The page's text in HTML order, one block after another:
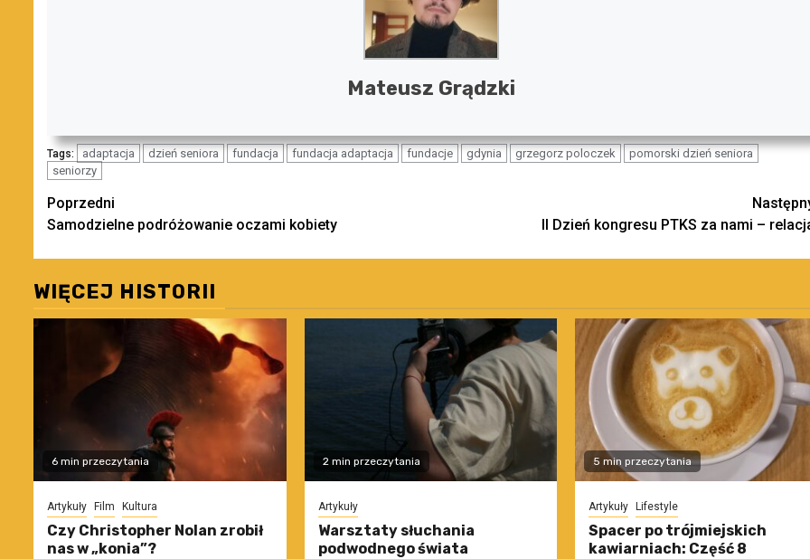
Mateusz Grądzki
Tags: adaptacja dzień seniora fundacja fundacja adaptacja fundacje gdynia grzegorz poloczek
pomorski dzień seniora
seniorzy
Zobacz
wpisy
Poprzedni
Samodzielne podróżowanie oczami kobiety
II Dzień kongresu PTKS za nami –
WIĘCEJ HISTORII
6 min przeczytania
Artykuły Film Kultura
Czy Christopher Nolan zrobił
nas w „konia”?
2 min przeczytania
Artykuły
Warsztaty słuchania
podwodnego świata
5 min przeczytania
Artykuły Lifestyle
Spacer po trójmiejskich
kawiarniach: Część 8